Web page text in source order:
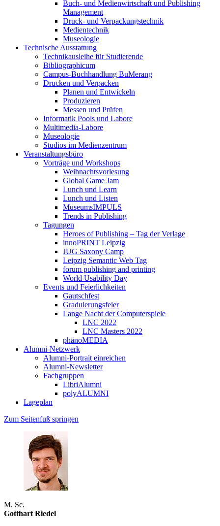
Buch- und Medienwirtschaft und Publishing
Management
Druck- und Verpackungstechnik
Medientechnik
Museologie
Technische Ausstattung
Technikausleihe für Studierende
Bibliographicum
Campus-Buchhandlung BuMerang
Drucken und Verpacken
Planen und Entwickeln
Produzieren
Messen und Prüfen
Informatik Pools und Labore
Multimedia-Labore
Museologie
Studios im Medienzentrum
Veranstaltungsbüro
Vorträge und Workshops
Weihnachtsvorlesung
Global Game Jam
Lunch und Learn
Lunch und Listen
MuseumsIMPULS
Trends in Publishing
Tagungen
Heroes of Publishing – Tag der Verlage
innoPRINT Leipzig
JUG Saxony Camp
Leipzig Semantic Web Tag
forum publishing and printing
World Usability Day
Events und Feierlichkeiten
Gautschfest
Graduierungsfeier
Lange Nacht der Computerspiele
LNC 2022
LNC Masters 2022
phänoMEDIA
Alumni-Netzwerk
Alumni-Portrait einreichen
Alumni-Newsletter
Fachgruppen
LibriAlumni
polyALUMNI
Lageplan
Zum Seitenfuß springen
M. Sc.
Gotthart Riedel